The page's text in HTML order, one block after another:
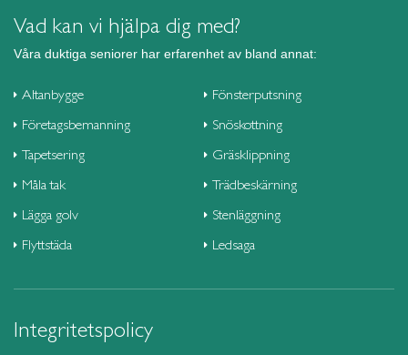
Vad kan vi hjälpa dig med?
Våra duktiga seniorer har erfarenhet av bland annat:
Altanbygge
Företagsbemanning
Tapetsering
Måla tak
Lägga golv
Flyttstäda
Fönsterputsning
Snöskottning
Gräsklippning
Trädbeskärning
Stenläggning
Ledsaga
Integritetspolicy